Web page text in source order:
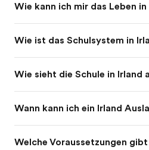
Wie kann ich mir das Leben
Wie ist das Schulsystem in
Wie sieht die Schule in Irland
Wann kann ich ein Irland
Welche Voraussetzungen